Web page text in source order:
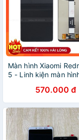
Màn hình Xiaomi
5 - Linh kiện màn
570.000 đ